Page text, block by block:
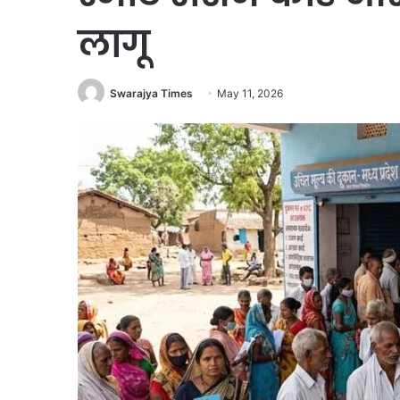
लागू
Swarajya Times May 11, 2026